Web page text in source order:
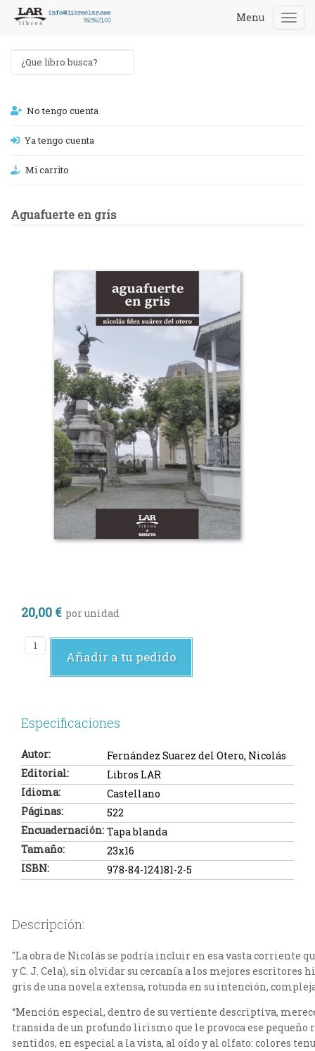
Menu
No tengo cuenta
Ya tengo cuenta
Mi carrito
Aguafuerte en gris
20,00 € por unidad
Añadir a tu pedido
Especificaciones
Autor:
Fernández Suarez del Otero, Nicolás
Editorial:
Libros LAR
Idioma:
Castellano
Páginas:
522
Encuadernación: Tapa blanda
Tamaño:
23x16
ISBN:
978-84-124181-2-5
Descripción:
"La obra de Nicolás se podría incluir en esa vasta corriente
y C. J. Cela), sin olvidar su cercanía a los mejores
gris de una novela extensa, rotunda en su intención,
“Mención especial, dentro de su vertiente descriptiva,
transida de un profundo lirismo que le provoca ese
sentidos, en especial a la vista, al oído y al olfato: colores